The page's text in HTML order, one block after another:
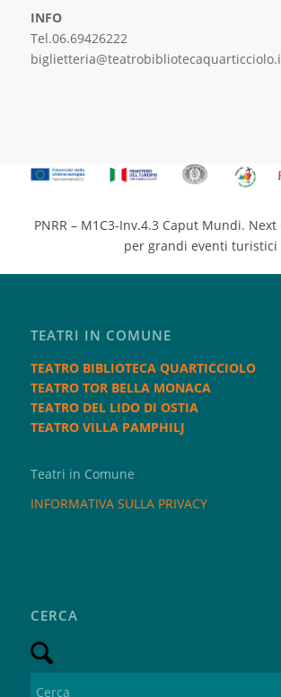
INFO
Tel.06.69426222
PNRR – M1C3-Inv.4.3 Caput Mundi.
per grandi eventi turistici
TEATRI IN COMUNE
TEATRO BIBLIOTECA QUARTICCIOLO
TEATRO TOR BELLA MONACA
TEATRO DEL LIDO DI OSTIA
TEATRO VILLA PAMPHILJ
Teatri in Comune
INFORMATIVA SULLA PRIVACY
CERCA